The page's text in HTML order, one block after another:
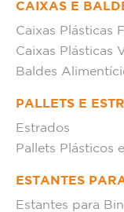
CAIXAS E
Caixas Plásticas
Caixas Plásticas
Baldes
PALLETS E
Estrados
Pallets Plásticos
ESTANTES
Estantes para Bin